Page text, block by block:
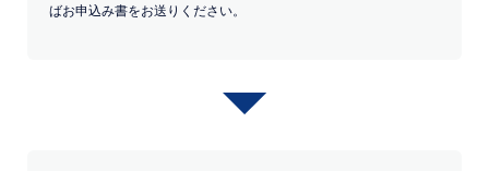
ばお申込み書をお送りください。